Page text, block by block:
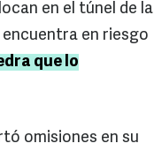
en el túnel de la
encuentra en riesgo
que lo
omisiones en su